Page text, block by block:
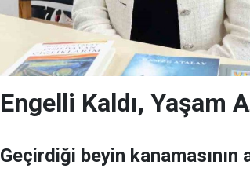
Engelli Kaldı, Yaşam
Geçirdiği beyin kanamasının